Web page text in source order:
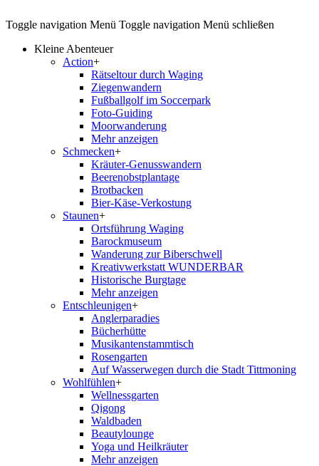
Toggle navigation Menü Toggle navigation Menü schließen
Kleine Abenteuer
Action+
Rätseltour durch Waging
Ziegenwandern
Fußballgolf im Soccerpark
Foto-Guiding
Moorwanderung
Mehr anzeigen
Schmecken+
Kräuter-Genusswandern
Beerenobstplantage
Brotbacken
Bier-Käse-Verkostung
Staunen+
Ortsführung Waging
Barockmuseum
Wanderung zur Biberschwell
Kreativwerkstatt WUNDERBAR
Historische Burgtage
Mehr anzeigen
Entschleunigen+
Anglerparadies
Bücherhütte
Musikantenstammtisch
Rosengarten
Auf Wasserwegen durch die Stadt Tittmoning
Wohlfühlen+
Wellnessgarten
Qigong
Waldbaden
Beautylounge
Yoga und Heilkräuter
Mehr anzeigen